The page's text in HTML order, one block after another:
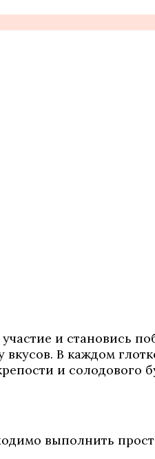
участие и становись
В каждом
и солодового
выполнить